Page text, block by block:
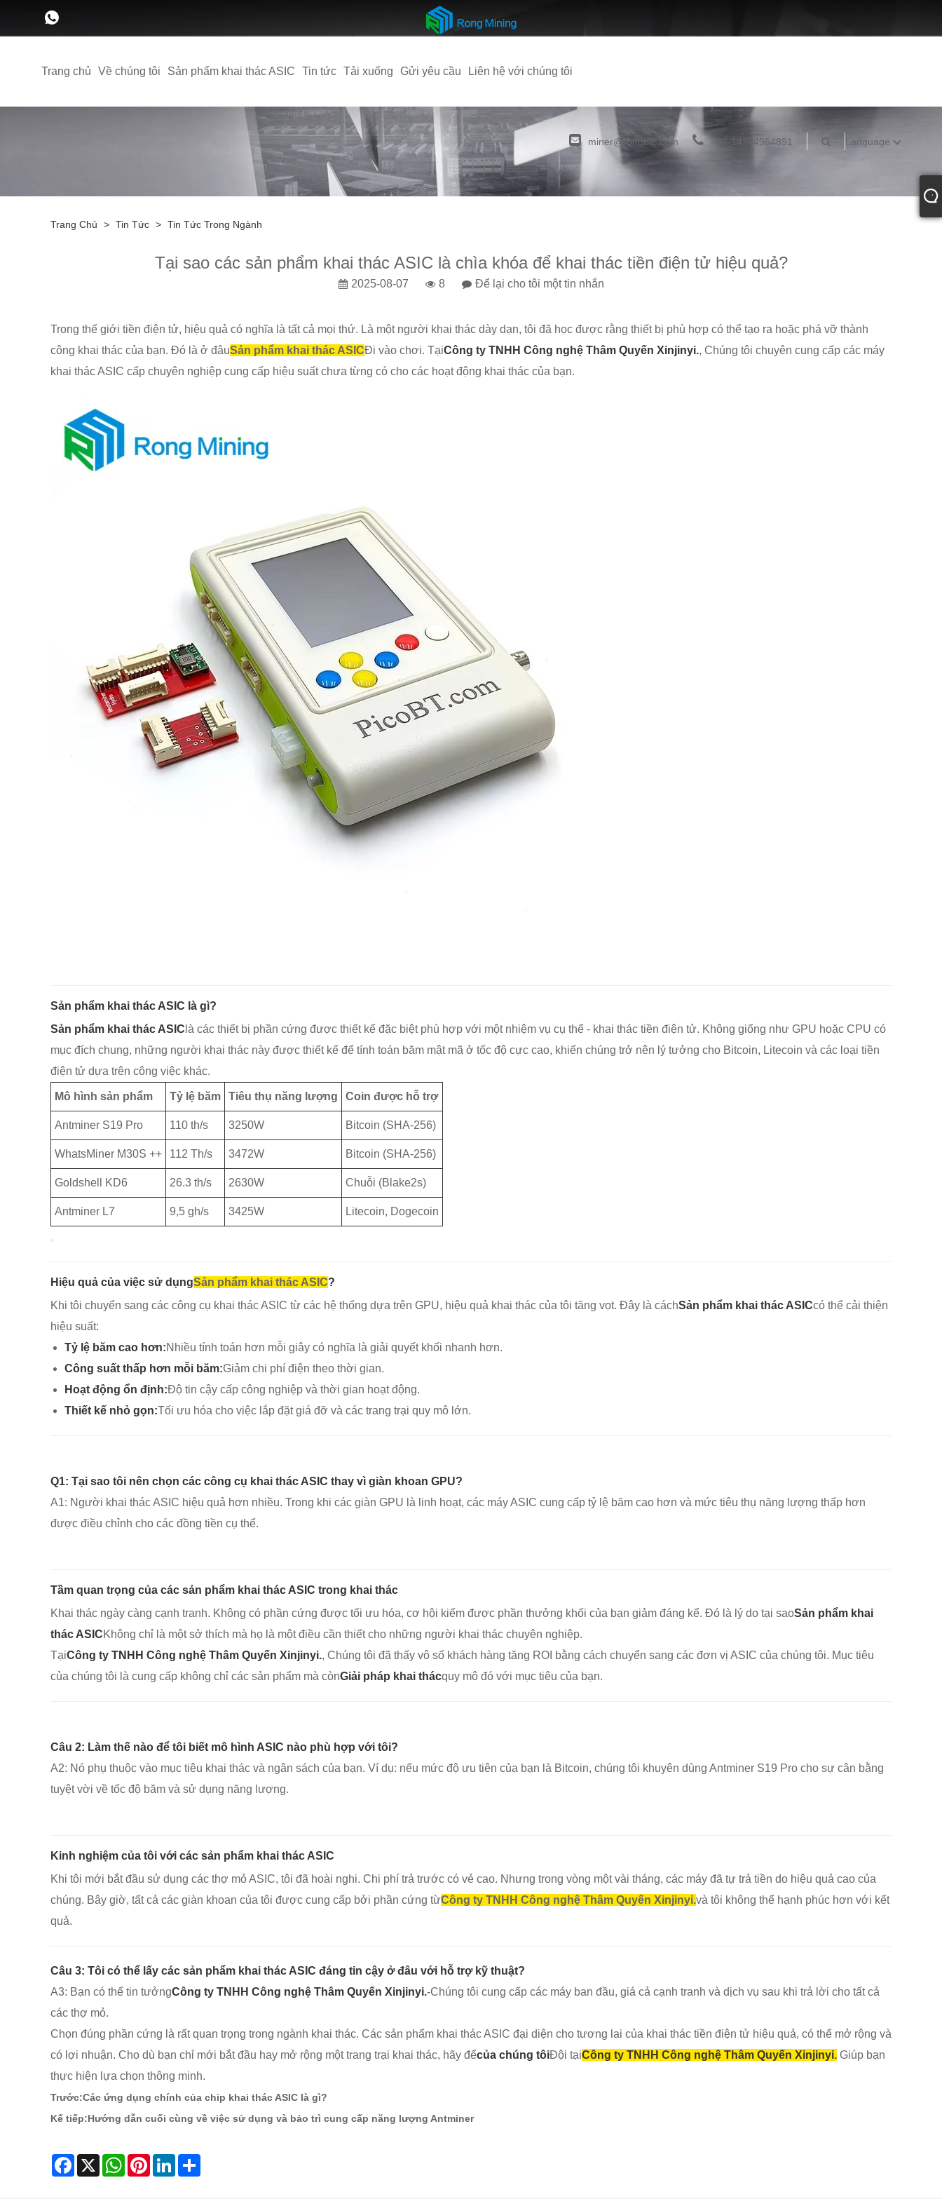
Trang chủ Về chúng tôi Sản phẩm khai thác ASIC Tin tức Tải xuống Gửi yêu cầu Liên hệ với chúng tôi
miner@rongbtc.com +86-14704964891 Language
Trang Chủ > Tin Tức > Tin Tức Trong Ngành
Tại sao các sản phẩm khai thác ASIC là chìa khóa để khai thác tiền điện tử hiệu quả?
2025-08-07 8 Để lại cho tôi một tin nhắn
Trong thế giới tiền điện tử, hiệu quả có nghĩa là tất cả mọi thứ. Là một người khai thác dày dạn, tôi đã học được rằng thiết bị phù hợp có thể tạo ra hoặc phá vỡ thành
công khai thác của bạn. Đó là ở đâuSản phẩm khai thác ASICĐi vào chơi. TạiCông ty TNHH Công nghệ Thâm Quyến Xinjinyi., Chúng tôi chuyên cung cấp các máy
khai thác ASIC cấp chuyên nghiệp cung cấp hiệu suất chưa từng có cho các hoạt động khai thác của bạn.
Sản phẩm khai thác ASIC là gì?
Sản phẩm khai thác ASIC là các thiết bị phần cứng được thiết kế đặc biệt phù hợp với một nhiệm vụ cụ thể - khai thác tiền điện tử. Không giống như GPU hoặc CPU có
mục đích chung, những người khai thác này được thiết kế để tính toán băm mật mã ở tốc độ cực cao, khiến chúng trở nên lý tưởng cho Bitcoin, Litecoin và các loại tiền
điện tử dựa trên công việc khác.
Mô hình sản phẩm Tỷ lệ băm Tiêu thụ năng lượng Coin được hỗ trợ
Antminer S19 Pro 110 th/s 3250W Bitcoin (SHA-256)
WhatsMiner M30S ++ 112 Th/s 3472W Bitcoin (SHA-256)
Goldshell KD6 26.3 th/s 2630W Chuỗi (Blake2s)
Antminer L7 9,5 gh/s 3425W Litecoin, Dogecoin
Hiệu quả của việc sử dụngSản phẩm khai thác ASIC?
Khi tôi chuyển sang các công cụ khai thác ASIC từ các hệ thống dựa trên GPU, hiệu quả khai thác của tôi tăng vọt. Đây là cáchSản phẩm khai thác ASICcó thể cải thiện
hiệu suất:
Tỷ lệ băm cao hơn:Nhiều tính toán hơn mỗi giây có nghĩa là giải quyết khối nhanh hơn.
Công suất thấp hơn mỗi băm:Giảm chi phí điện theo thời gian.
Hoạt động ổn định:Độ tin cậy cấp công nghiệp và thời gian hoạt động.
Thiết kế nhỏ gọn:Tối ưu hóa cho việc lắp đặt giá đỡ và các trang trại quy mô lớn.
Q1: Tại sao tôi nên chọn các công cụ khai thác ASIC thay vì giàn khoan GPU?
A1: Người khai thác ASIC hiệu quả hơn nhiều. Trong khi các giàn GPU là linh hoạt, các máy ASIC cung cấp tỷ lệ băm cao hơn và mức tiêu thụ năng lượng thấp hơn
được điều chỉnh cho các đồng tiền cụ thể.
Tầm quan trọng của các sản phẩm khai thác ASIC trong khai thác
Khai thác ngày càng cạnh tranh. Không có phần cứng được tối ưu hóa, cơ hội kiếm được phần thưởng khối của bạn giảm đáng kể. Đó là lý do tại saoSản phẩm khai
thác ASICKhông chỉ là một sở thích mà họ là một điều cần thiết cho những người khai thác chuyên nghiệp.
TạiCông ty TNHH Công nghệ Thâm Quyến Xinjinyi., Chúng tôi đã thấy vô số khách hàng tăng ROI bằng cách chuyển sang các đơn vị ASIC của chúng tôi. Mục tiêu
của chúng tôi là cung cấp không chỉ các sản phẩm mà cònGiải pháp khai thácquy mô đó với mục tiêu của bạn.
Câu 2: Làm thế nào để tôi biết mô hình ASIC nào phù hợp với tôi?
A2: Nó phụ thuộc vào mục tiêu khai thác và ngân sách của bạn. Ví dụ: nếu mức độ ưu tiên của bạn là Bitcoin, chúng tôi khuyên dùng Antminer S19 Pro cho sự cân bằng
tuyệt vời về tốc độ băm và sử dụng năng lượng.
Kinh nghiệm của tôi với các sản phẩm khai thác ASIC
Khi tôi mới bắt đầu sử dụng các thợ mỏ ASIC, tôi đã hoài nghi. Chi phí trả trước có vẻ cao. Nhưng trong vòng một vài tháng, các máy đã tự trả tiền do hiệu quả cao của
chúng. Bây giờ, tất cả các giàn khoan của tôi được cung cấp bởi phần cứng từCông ty TNHH Công nghệ Thâm Quyến Xinjinyi.và tôi không thể hạnh phúc hơn với kết
quả.
Câu 3: Tôi có thể lấy các sản phẩm khai thác ASIC đáng tin cậy ở đâu với hỗ trợ kỹ thuật?
A3: Bạn có thể tin tưởngCông ty TNHH Công nghệ Thâm Quyến Xinjinyi.-Chúng tôi cung cấp các máy ban đầu, giá cả cạnh tranh và dịch vụ sau khi trả lời cho tất cả
các thợ mỏ.
Chọn đúng phần cứng là rất quan trọng trong ngành khai thác. Các sản phẩm khai thác ASIC đại diện cho tương lai của khai thác tiền điện tử hiệu quả, có thể mở rộng và
có lợi nhuận. Cho dù bạn chỉ mới bắt đầu hay mở rộng một trang trại khai thác, hãy đểcủa chúng tôiĐội tạiCông ty TNHH Công nghệ Thâm Quyến Xinjinyi. Giúp bạn
thực hiện lựa chọn thông minh.
Trước:Các ứng dụng chính của chip khai thác ASIC là gì?
Kế tiếp:Hướng dẫn cuối cùng về việc sử dụng và bảo trì cung cấp năng lượng Antminer
Facebook
X WhatsAppPinterestLinkedIn